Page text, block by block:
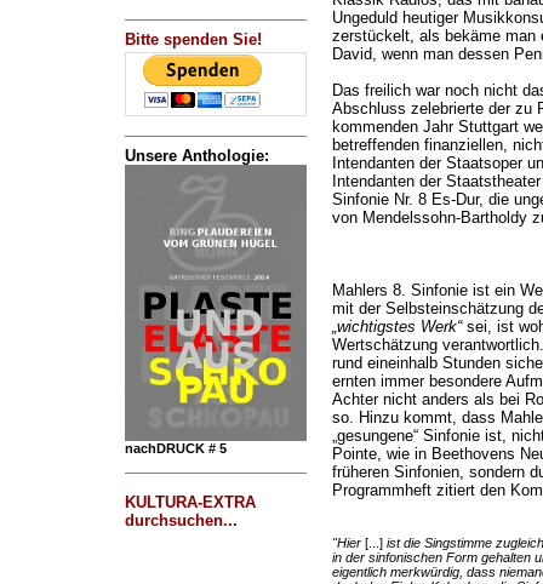
Bitte spenden Sie!
Unsere Anthologie:
nachDRUCK # 5
KULTURA-EXTRA
durchsuchen...
Ungeduld heutiger
zerstückelt, als bekäme man
David, wenn man dessen
Das freilich war noch nicht
Abschluss zelebrierte der zu
kommenden Jahr Stuttgart
betreffenden finanziellen,
Intendanten der Staatsoper
Intendanten der
Sinfonie Nr. 8 Es-Dur, die
von Mendelssohn-Bartholdy
Mahlers 8. Sinfonie ist ein
mit der Selbsteinschätzung
„wichtigstes Werk“sei, ist
Wertschätzung
rund eineinhalb Stunden
ernten immer besondere
Achter nicht anders als bei
so. Hinzu kommt, dass
„gesungene“ Sinfonie ist,
Pointe, wie in Beethovens
früheren Sinfonien, sondern
Programmheft zitiert den
"Hier[...] ist die Singstimme
in der sinfonischen Form gehalten
eigentlich merkwürdig, dass